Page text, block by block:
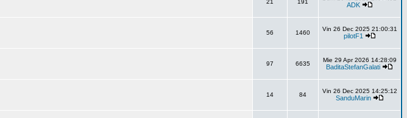
21 191 ADK
56 1460
Vin 26 Dec 2025 21:00:31
pilotF1
97 6635
Mie 29 Apr 2026 14:28:09
BaditaStefanGalati
14 84
Vin 26 Dec 2025 14:25:12
SanduMarin